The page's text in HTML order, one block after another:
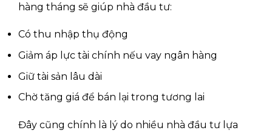
hàng tháng sẽ giúp nhà đầu tư:
Có thu nhập thụ động
Giảm áp lực tài chính nếu vay ngân hàng
Giữ tài sản lâu dài
Chờ tăng giá để bán lại trong tương lai
Đây cũng chính là lý do nhiều nhà đầu tư lựa